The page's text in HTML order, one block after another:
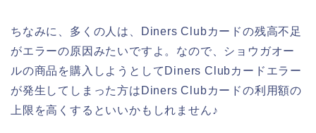
ちなみに、多くの人は、Diners Clubカードの残高不足
がエラーの原因みたいですよ。なので、ショウガオー
ルの商品を購入しようとしてDiners Clubカードエラー
が発生してしまった方はDiners Clubカードの利用額の
上限を高くするといいかもしれません♪